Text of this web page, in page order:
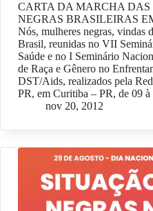
CARTA DA MARCHA DAS
NEGRAS BRASILEIRAS
Nós, mulheres negras, vindas
Brasil, reunidas no VII
Saúde e no I Seminário
de Raça e Gênero no
DST/Aids, realizados pela
PR, em Curitiba – PR, de 09
nov 20, 2012